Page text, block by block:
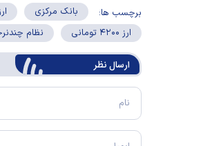
برچسب ها: بانک مرکزی ارز
ارز ۴۲۰۰ تومانی
نظام
ارسال‌ نظر